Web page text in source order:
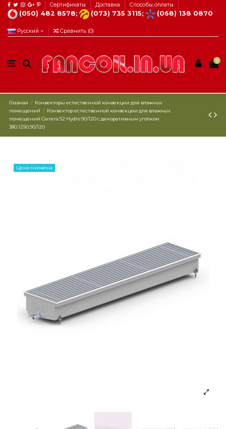
Сертификаты Доставка Способы оплаты
(050) 482 8578; (073) 735 3115; (068) 138 0870
Русский Сравнить (0)
0
Главная
Конвекторы естественной конвекции для влажных
помещений
Конвектор естественной конвекции для влажных
помещений Carrera S2 Hydro 90/120 с декоративным уголком
380.1250.90/120
Цена снижена